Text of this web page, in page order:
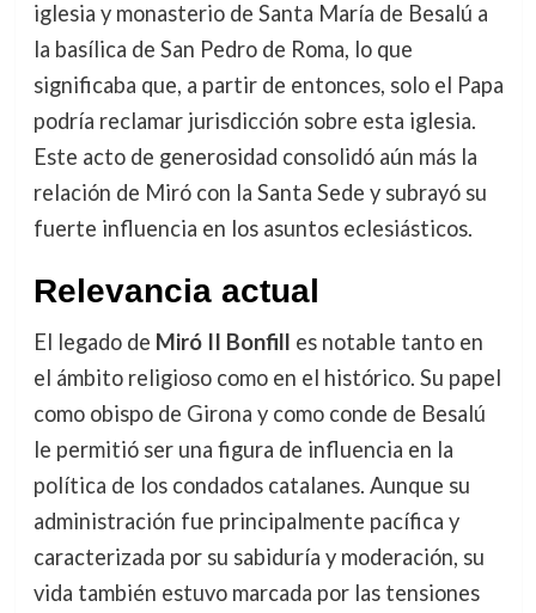
iglesia y monasterio de Santa María de Besalú a
la basílica de San Pedro de Roma, lo que
significaba que, a partir de entonces, solo el Papa
podría reclamar jurisdicción sobre esta iglesia.
Este acto de generosidad consolidó aún más la
relación de Miró con la Santa Sede y subrayó su
fuerte influencia en los asuntos eclesiásticos.
Relevancia actual
El legado de Miró II Bonfill es notable tanto en
el ámbito religioso como en el histórico. Su papel
como obispo de Girona y como conde de Besalú
le permitió ser una figura de influencia en la
política de los condados catalanes. Aunque su
administración fue principalmente pacífica y
caracterizada por su sabiduría y moderación, su
vida también estuvo marcada por las tensiones